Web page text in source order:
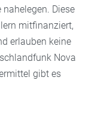
Diese
mitfinanziert,
erlauben keine
Nova
gibt es